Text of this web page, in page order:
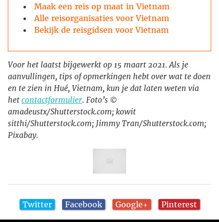
Maak een reis op maat in Vietnam
Alle reisorganisaties voor Vietnam
Bekijk de reisgidsen voor Vietnam
Voor het laatst bijgewerkt op 15 maart 2021. Als je
aanvullingen, tips of opmerkingen hebt over wat te doen
en te zien in Hué, Vietnam, kun je dat laten weten via
het contactformulier. Foto’s ©
amadeustx/Shutterstock.com; kowit
sitthi/Shutterstock.com; Jimmy Tran/Shutterstock.com;
Pixabay.
Twitter Facebook Google+ Pinterest